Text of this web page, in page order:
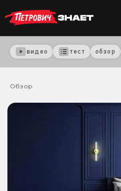
видео тест обзор
Обзор